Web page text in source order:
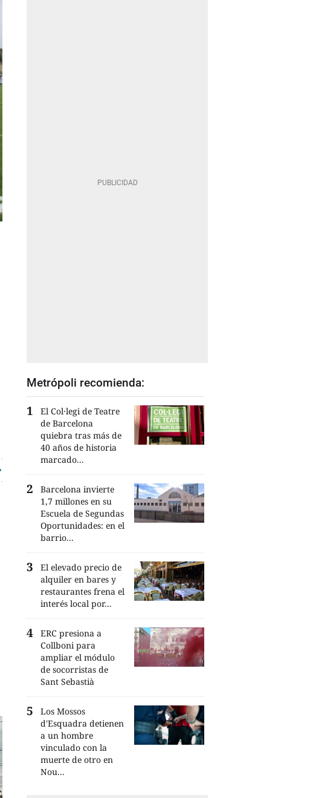
Metrópoli recomienda:
El Col·legi de Teatre
de Barcelona
quiebra tras más de
40 años de historia
marcado...
Barcelona invierte
1,7 millones en su
Escuela de Segundas
Oportunidades: en el
barrio...
El elevado precio de
alquiler en bares y
restaurantes frena el
interés local por...
ERC presiona a
Collboni para
ampliar el módulo
de socorristas de
Sant Sebastià
Los Mossos
d'Esquadra detienen
a un hombre
vinculado con la
muerte de otro en
Nou...